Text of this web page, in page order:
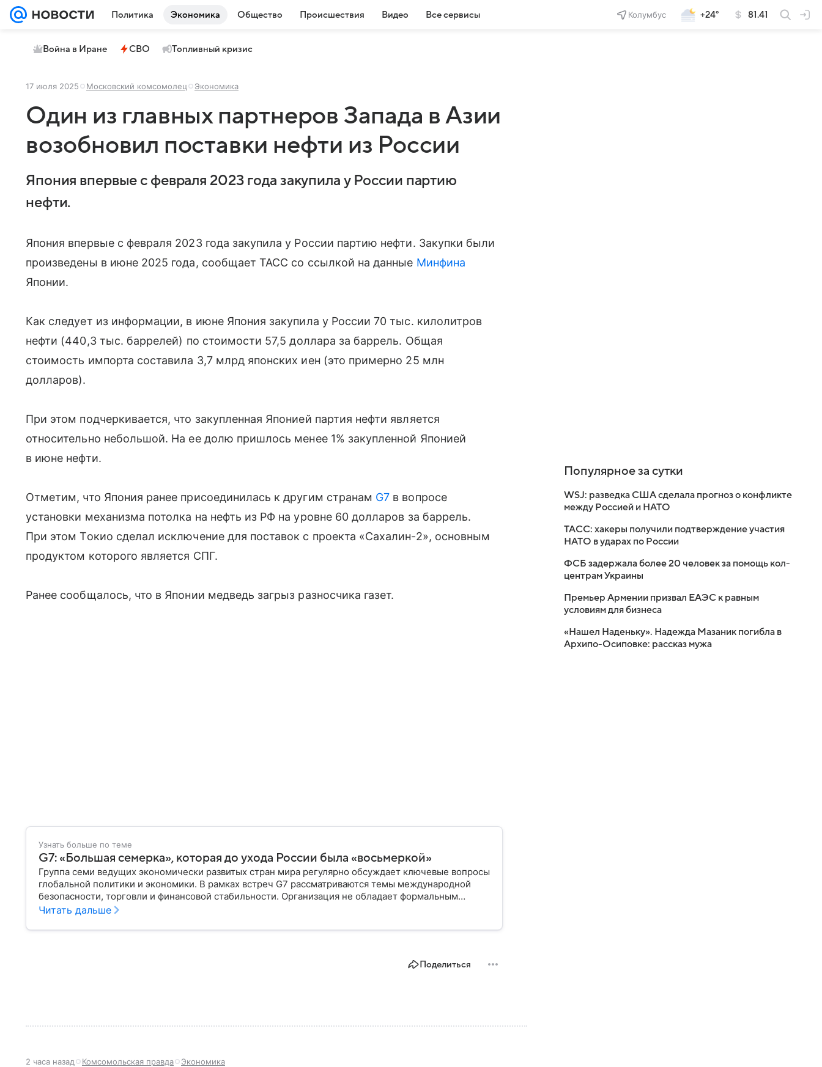
Политика Экономика Общество Происшествия Видео Все сервисы Колумбус +24° 81.41
Война в Иране СВО Топливный кризис
17 июля 2025 Московский комсомолец Экономика
Один из главных партнеров Запада в Азии
возобновил поставки нефти из России
Япония впервые с февраля 2023 года закупила у России партию
нефти.
Япония впервые с февраля 2023 года закупила у России партию нефти. Закупки были
произведены в июне 2025 года, сообщает ТАСС со ссылкой на данные Минфина
Японии.
Как следует из информации, в июне Япония закупила у России 70 тыс. килолитров
нефти (440,3 тыс. баррелей) по стоимости 57,5 доллара за баррель. Общая
стоимость импорта составила 3,7 млрд японских иен (это примерно 25 млн
долларов).
При этом подчеркивается, что закупленная Японией партия нефти является
относительно небольшой. На ее долю пришлось менее 1% закупленной Японией
в июне нефти.
Отметим, что Япония ранее присоединилась к другим странам G7 в вопросе
установки механизма потолка на нефть из РФ на уровне 60 долларов за баррель.
При этом Токио сделал исключение для поставок с проекта «Сахалин-2», основным
продуктом которого является СПГ.
Ранее сообщалось, что в Японии медведь загрыз разносчика газет.
Узнать больше по теме
G7: «Большая семерка», которая до ухода России была «восьмеркой»
Группа семи ведущих экономически развитых стран мира регулярно обсуждает ключевые вопросы
глобальной политики и экономики. В рамках встреч G7 рассматриваются темы международной
безопасности, торговли и финансовой стабильности. Организация не обладает формальным
статусом, но ее решения оказывают влияние на мировые процессы.
Читать дальше
Поделиться
2 часа назад Комсомольская правда Экономика
Популярное за сутки
WSJ: разведка США сделала прогноз о конфликте
между Россией и НАТО
ТАСС: хакеры получили подтверждение участия
НАТО в ударах по России
ФСБ задержала более 20 человек за помощь кол-
центрам Украины
Премьер Армении призвал ЕАЭС к равным
условиям для бизнеса
«Нашел Наденьку». Надежда Мазаник погибла в
Архипо-Осиповке: рассказ мужа